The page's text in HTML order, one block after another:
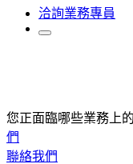
洽詢業務專員
您正面臨哪些業務上
們
聯絡我們